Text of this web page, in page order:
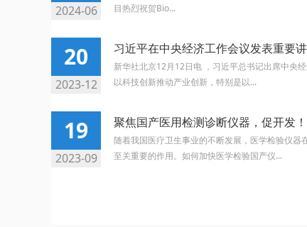
2024-06
目热烈祝贺Bio...
20
2023-12
习近平在中央经济工作会议发表重要
新华社北京12月12日电 ，习近平总书记出席中央
以科技创新推动产业创新，特别是以...
19
2023-09
聚焦国产医用检测诊断仪器，促开发
随着我国医疗卫生事业的不断发展，医学检验仪器
至关重要的作用。如何加快医学检验国产仪...